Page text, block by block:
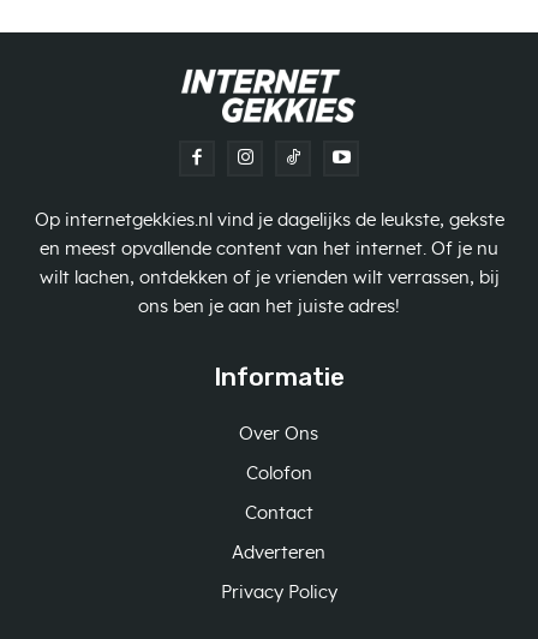
Op internetgekkies.nl vind je dagelijks de leukste, gekste
en meest opvallende content van het internet. Of je nu
wilt lachen, ontdekken of je vrienden wilt verrassen, bij
ons ben je aan het juiste adres!
Informatie
Over Ons
Colofon
Contact
Adverteren
Privacy Policy